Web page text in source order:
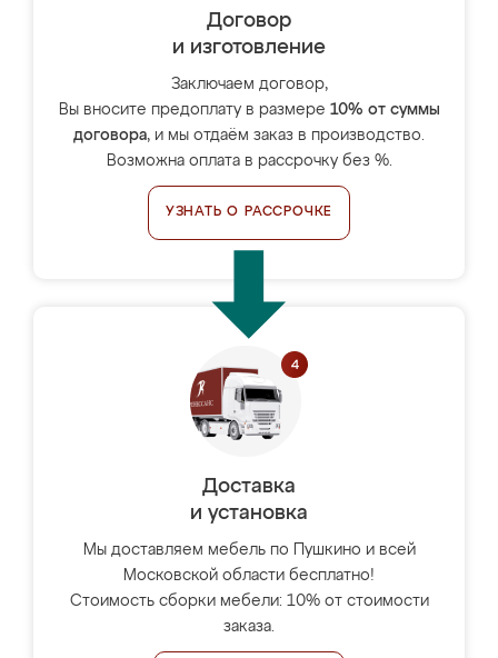
Договор
и изготовление
Заключаем договор,
Вы вносите предоплату в размере 10% от суммы
договора, и мы отдаём заказ в производство.
Возможна оплата в рассрочку без %.
УЗНАТЬ О РАССРОЧКЕ
Доставка
и установка
Мы доставляем мебель по Пушкино и всей
Московской области бесплатно!
Стоимость сборки мебели: 10% от стоимости
заказа.